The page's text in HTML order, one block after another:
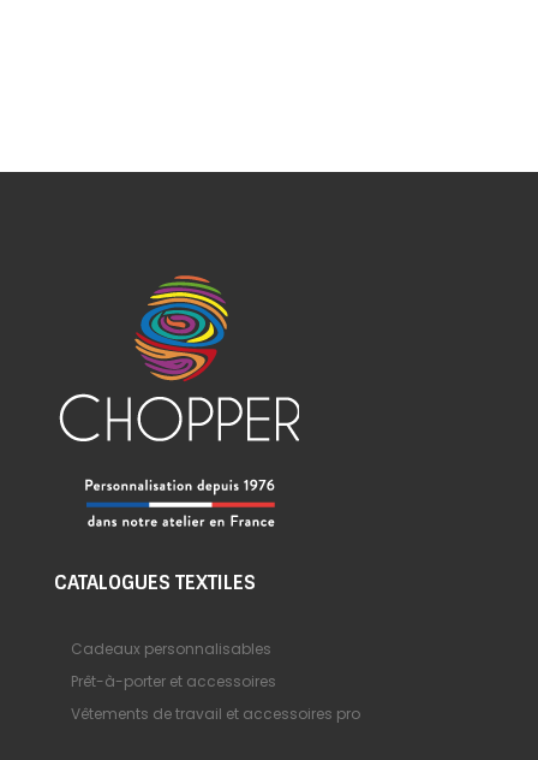
CATALOGUES TEXTILES
Cadeaux personnalisables
Prêt-à-porter et accessoires
Vêtements de travail et accessoires pro